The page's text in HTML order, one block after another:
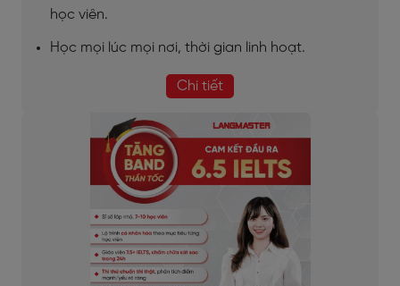
học viên.
Học mọi lúc mọi nơi, thời gian linh hoạt.
Chi tiết